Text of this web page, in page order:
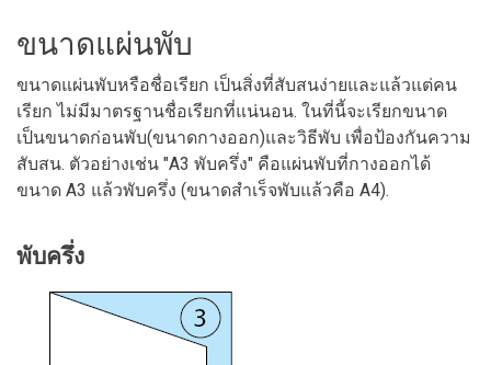
ขนาดแผ่นพับ
ขนาดแผ่นพับหรือชื่อเรียก เป็นสิ่งที่สับสนง่ายและแล้วแต่คน
เรียก ไม่มีมาตรฐานชื่อเรียกที่แน่นอน. ในที่นี้จะเรียกขนาด
เป็นขนาดก่อนพับ(ขนาดกางออก)และวิธีพับ เพื่อป้องกันความ
สับสน. ตัวอย่างเช่น "A3 พับครึ่ง" คือแผ่นพับที่กางออกได้
ขนาด A3 แล้วพับครึ่ง (ขนาดสำเร็จพับแล้วคือ A4).
พับครึ่ง